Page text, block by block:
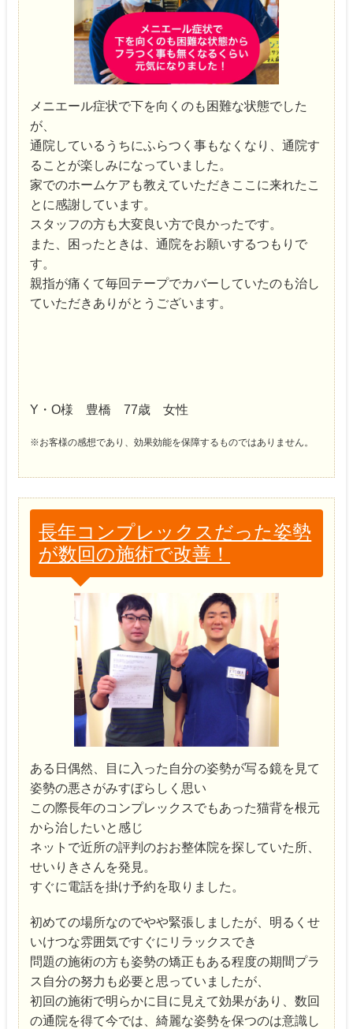
メニエール症状で下を向くのも困難な状態でした
が、
通院しているうちにふらつく事もなくなり、通院す
ることが楽しみになっていました。
家でのホームケアも教えていただきここに来れたこ
とに感謝しています。
スタッフの方も大変良い方で良かったです。
また、困ったときは、通院をお願いするつもりで
す。
親指が痛くて毎回テープでカバーしていたのも治し
ていただきありがとうございます。
Y・О様 豊橋 77歳 女性
※お客様の感想であり、効果効能を保障するものではありません。
長年コンプレックスだった姿勢
が数回の施術で改善！
ある日偶然、目に入った自分の姿勢が写る鏡を見て
姿勢の悪さがみすぼらしく思い
この際長年のコンプレックスでもあった猫背を根元
から治したいと感じ
ネットで近所の評判のおお整体院を探していた所、
せいりきさんを発見。
すぐに電話を掛け予約を取りました。
初めての場所なのでやや緊張しましたが、明るくせ
いけつな雰囲気ですぐにリラックスでき
問題の施術の方も姿勢の矯正もある程度の期間プラ
ス自分の努力も必要と思っていましたが、
初回の施術で明らかに目に見えて効果があり、数回
の通院を得て今では、綺麗な姿勢を保つのは意識し